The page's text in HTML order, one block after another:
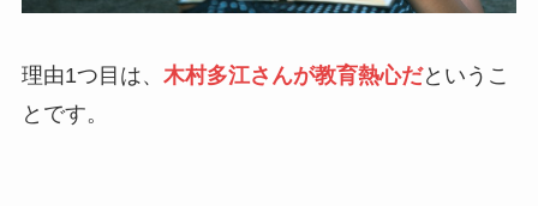
理由1つ目は、 木村多江さんが教育熱心だというこ
とです。